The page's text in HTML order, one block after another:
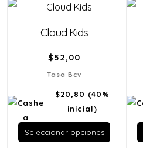
Cloud Kids
$52,00
Tasa Bcv
$20,80 (40%
inicial)
Seleccionar opciones